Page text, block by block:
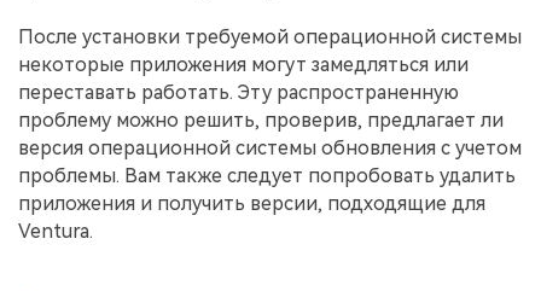
После установки требуемой операционной системы
некоторые приложения могут замедляться или
переставать работать. Эту распространенную
проблему можно решить, проверив, предлагает ли
версия операционной системы обновления с учетом
проблемы. Вам также следует попробовать удалить
приложения и получить версии, подходящие для
Ventura.